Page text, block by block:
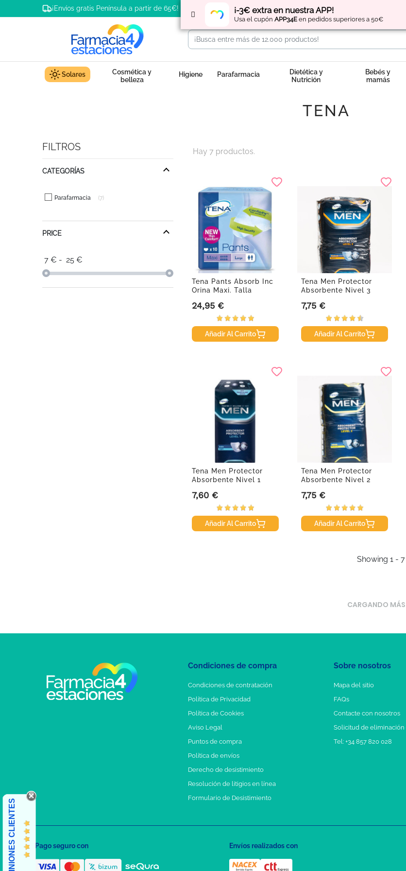
¡-3€ extra en nuestra APP!
Usa el cupón APP34E en pedidos superiores a 50€
¡Envíos gratis Península a partir de 65€! Regístratey obtén
Solares
Cosmética y
belleza
Higiene Parafarmacia
Dietética y
Nutrición
Bebés y
mamás
TENA
FILTROS
CATEGORÍAS
Parafarmacia 7
PRICE
7 € - 25 €
Hay 7 productos.
Tena Pants Absorb Inc
Orina Maxi. Talla
Precio
24,95 €
Añadir Al Carrito
Tena Men Protector
Absorbente Nivel 3
Precio
7,75 €
Añadir Al Carrito
Tena Men Protector
Absorbente Nivel 1
Precio
7,60 €
Añadir Al Carrito
Tena Men Protector
Absorbente Nivel 2
Precio
7,75 €
Añadir Al Carrito
Showing 1 -
CARGANDO
Condiciones de compra
Condiciones de contratación
Política de Privacidad
Política de Cookies
Aviso Legal
Puntos de compra
Política de envíos
Derecho de desistimiento
Resolución de litigios en línea
Formulario de Desistimiento
Sobre nosotros
Mapa del sitio
FAQs
Contacte con nosotros
Solicitud de eliminación
Tel: +34 857 820 028
OPINIONES CLIENTES Pago seguro con Envíos realizados con